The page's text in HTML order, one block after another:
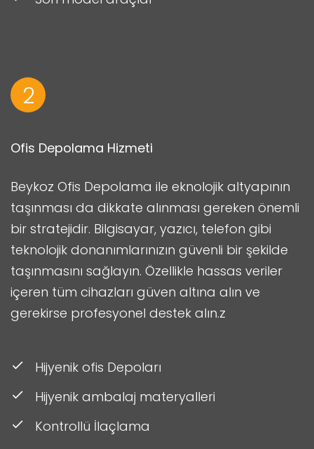
2
Ofis Depolama Hizmeti
Beykoz Ofis Depolama ile eknolojik altyapının
taşınması da dikkate alınması gereken önemli
bir stratejidir. Bilgisayar, yazıcı, telefon gibi
teknolojik donanımlarınızın güvenli bir şekilde
taşınmasını sağlayın. Özellikle hassas veriler
içeren tüm cihazları güven altına alın ve
gerekirse profesyonel destek alın.z
Hijyenik ofis Depoları
Hijyenik ambalaj materyalleri
Kontrollü İlaçlama